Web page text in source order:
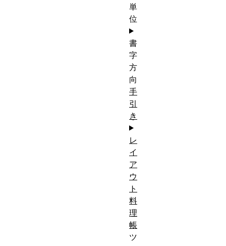
単
位
書
字
方
向
手
引
き
レ
イ
ア
ウ
ト
料
理
帳
ツ